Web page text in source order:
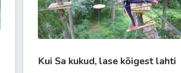
Kui Sa kukud, lase kõigest lahti